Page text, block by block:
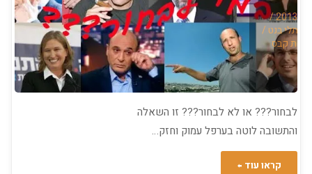
/
נפתלי בנט /
קבס
לבחור??? או לא לבחור??? זו השאלה
והתשובה לוטה בערפל עמוק וחזק…
קראו עוד